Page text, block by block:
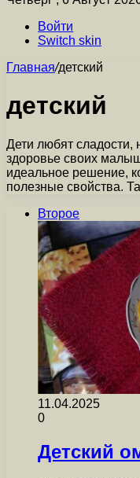
Войти
Switch skin
Главная/детский
детский
Дети любят сладости,
здоровье своих
идеальное решение,
полезные свойства.
Второе
11.04.2025
0
Детский